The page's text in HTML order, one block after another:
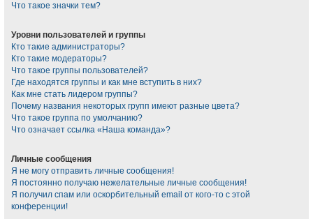
Что такое значки тем?
Уровни пользователей и группы
Кто такие администраторы?
Кто такие модераторы?
Что такое группы пользователей?
Где находятся группы и как мне вступить в них?
Как мне стать лидером группы?
Почему названия некоторых групп имеют разные цвета?
Что такое группа по умолчанию?
Что означает ссылка «Наша команда»?
Личные сообщения
Я не могу отправить личные сообщения!
Я постоянно получаю нежелательные личные сообщения!
Я получил спам или оскорбительный email от кого-то с этой
конференции!